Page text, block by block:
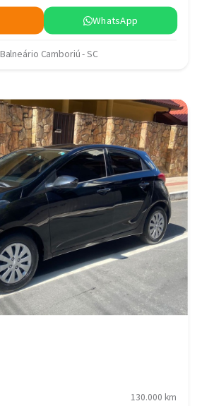
WhatsApp
Balneário Camboriú - SC
130.000 km